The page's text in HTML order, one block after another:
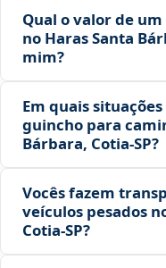
Qual o valor de
no Haras Santa
mim?
Em quais
guincho para
Bárbara, Cotia‑SP?
Vocês fazem
veículos pesados
Cotia‑SP?